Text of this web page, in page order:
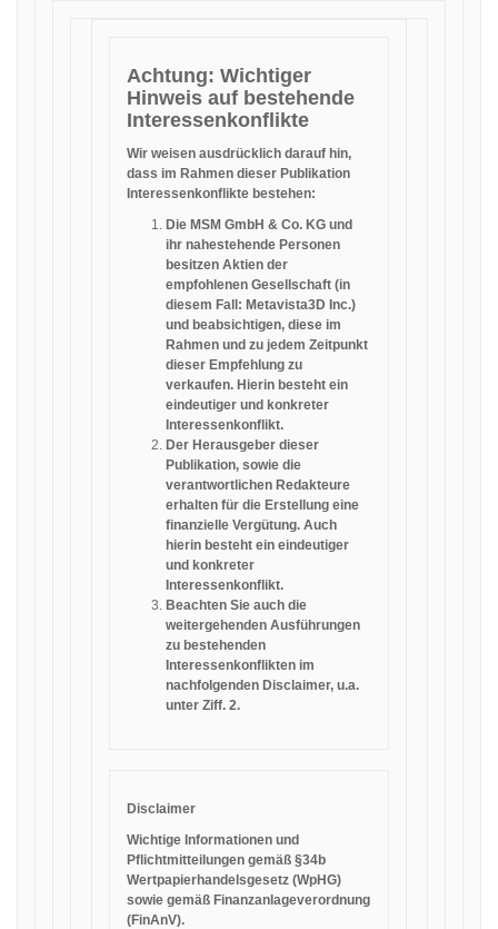
Achtung: Wichtiger
Hinweis auf bestehende
Interessenkonflikte
Wir weisen ausdrücklich darauf hin,
dass im Rahmen dieser Publikation
Interessenkonflikte bestehen:
Die MSM GmbH & Co. KG und
ihr nahestehende Personen
besitzen Aktien der
empfohlenen Gesellschaft (in
diesem Fall: Metavista3D Inc.)
und beabsichtigen, diese im
Rahmen und zu jedem Zeitpunkt
dieser Empfehlung zu
verkaufen. Hierin besteht ein
eindeutiger und konkreter
Interessenkonflikt.
Der Herausgeber dieser
Publikation, sowie die
verantwortlichen Redakteure
erhalten für die Erstellung eine
finanzielle Vergütung. Auch
hierin besteht ein eindeutiger
und konkreter
Interessenkonflikt.
Beachten Sie auch die
weitergehenden Ausführungen
zu bestehenden
Interessenkonflikten im
nachfolgenden Disclaimer, u.a.
unter Ziff. 2.
Disclaimer
Wichtige Informationen und
Pflichtmitteilungen gemäß §34b
Wertpapierhandelsgesetz (WpHG)
sowie gemäß Finanzanlageverordnung
(FinAnV).